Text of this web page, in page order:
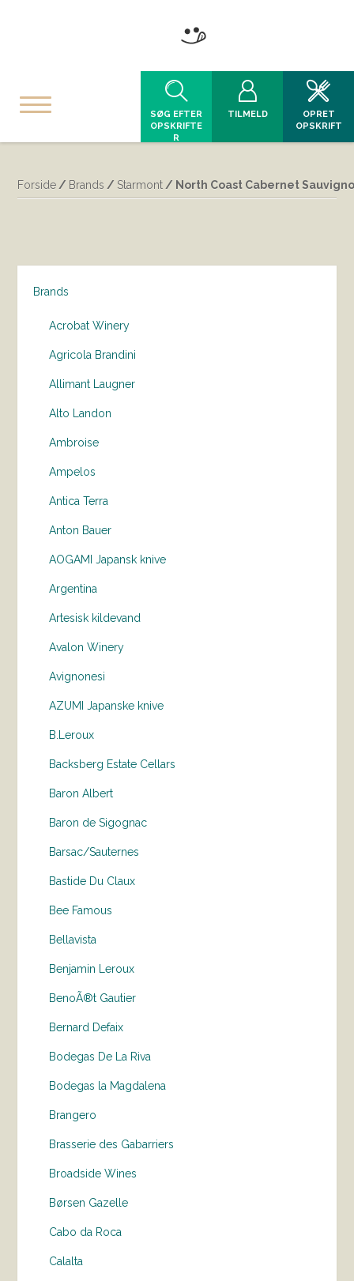
SØG EFTER
OPSKRIFTE
R
TILMELD
OPRET
OPSKRIFT
Forside / Brands / Starmont / North Coast Cabernet
Brands
Acrobat Winery
Agricola Brandini
Allimant Laugner
Alto Landon
Ambroise
Ampelos
Antica Terra
Anton Bauer
AOGAMI Japansk knive
Argentina
Artesisk kildevand
Avalon Winery
Avignonesi
AZUMI Japanske knive
B.Leroux
Backsberg Estate Cellars
Baron Albert
Baron de Sigognac
Barsac/Sauternes
Bastide Du Claux
Bee Famous
Bellavista
Benjamin Leroux
BenoÃ®t Gautier
Bernard Defaix
Bodegas De La Riva
Bodegas la Magdalena
Brangero
Brasserie des Gabarriers
Broadside Wines
Børsen Gazelle
Cabo da Roca
Calalta